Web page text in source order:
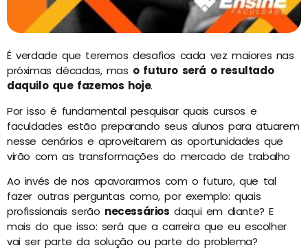
É verdade que teremos desafios cada vez maiores nas
próximas décadas, mas o futuro será o resultado
daquilo que fazemos hoje.
Por isso é fundamental pesquisar quais cursos e
faculdades estão preparando seus alunos para atuarem
nesse cenários e aproveitarem as oportunidades que
virão com as transformações do mercado de trabalho
Ao invés de nos apavorarmos com o futuro, que tal
fazer outras perguntas como, por exemplo: quais
profissionais serão necessários daqui em diante? E
mais do que isso: será que a carreira que eu escolher
vai ser parte da solução ou parte do problema?